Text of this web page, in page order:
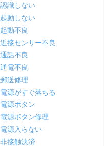
認識しない
起動しない
起動不良
近接センサー不良
通話不良
通電不良
郵送修理
電源がすぐ落ちる
電源ボタン
電源ボタン修理
電源入らない
非接触決済